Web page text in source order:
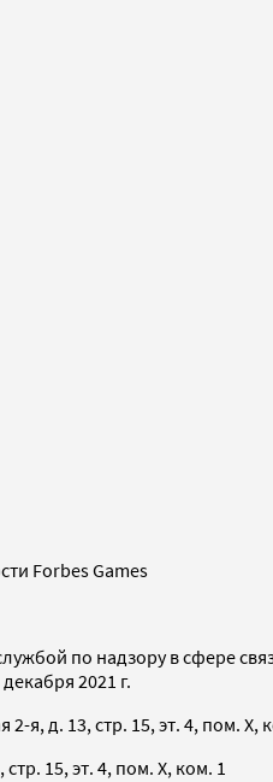
Forbes Games
по надзору в сфере
2021 г.
я, д. 13, стр. 15, эт. 4, пом. X,
15, эт. 4, пом. X, ком. 1